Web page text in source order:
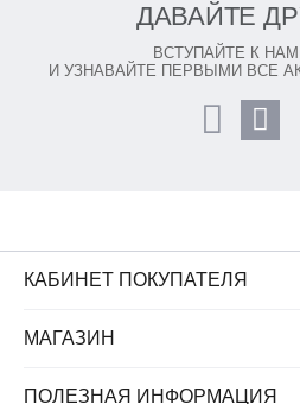
ДАВАЙТЕ
ВСТУПАЙТЕ К
И УЗНАВАЙТЕ ПЕРВЫМИ ВСЕ
КАБИНЕТ ПОКУПАТЕЛЯ
МАГАЗИН
ПОЛЕЗНАЯ ИНФОРМАЦИЯ